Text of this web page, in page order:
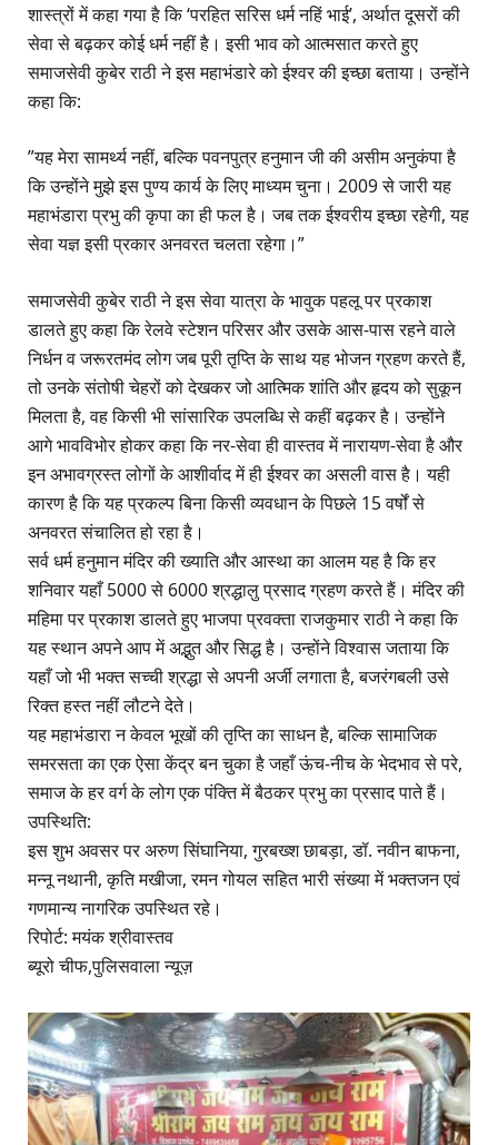
​शास्त्रों में कहा गया है कि ‘परहित सरिस धर्म नहिं भाई’, अर्थात दूसरों की
सेवा से बढ़कर कोई धर्म नहीं है। इसी भाव को आत्मसात करते हुए
समाजसेवी कुबेर राठी ने इस महाभंडारे को ईश्वर की इच्छा बताया। उन्होंने
कहा कि:
​”यह मेरा सामर्थ्य नहीं, बल्कि पवनपुत्र हनुमान जी की असीम अनुकंपा है
कि उन्होंने मुझे इस पुण्य कार्य के लिए माध्यम चुना। 2009 से जारी यह
महाभंडारा प्रभु की कृपा का ही फल है। जब तक ईश्वरीय इच्छा रहेगी, यह
सेवा यज्ञ इसी प्रकार अनवरत चलता रहेगा।”
समाजसेवी कुबेर राठी ने इस सेवा यात्रा के भावुक पहलू पर प्रकाश
डालते हुए कहा कि रेलवे स्टेशन परिसर और उसके आस-पास रहने वाले
निर्धन व जरूरतमंद लोग जब पूरी तृप्ति के साथ यह भोजन ग्रहण करते हैं,
तो उनके संतोषी चेहरों को देखकर जो आत्मिक शांति और हृदय को सुकून
मिलता है, वह किसी भी सांसारिक उपलब्धि से कहीं बढ़कर है। उन्होंने
आगे भावविभोर होकर कहा कि नर-सेवा ही वास्तव में नारायण-सेवा है और
इन अभावग्रस्त लोगों के आशीर्वाद में ही ईश्वर का असली वास है। यही
कारण है कि यह प्रकल्प बिना किसी व्यवधान के पिछले 15 वर्षों से
अनवरत संचालित हो रहा है।
सर्व धर्म हनुमान मंदिर की ख्याति और आस्था का आलम यह है कि हर
शनिवार यहाँ 5000 से 6000 श्रद्धालु प्रसाद ग्रहण करते हैं। मंदिर की
महिमा पर प्रकाश डालते हुए भाजपा प्रवक्ता राजकुमार राठी ने कहा कि
यह स्थान अपने आप में अद्भुत और सिद्ध है। उन्होंने विश्वास जताया कि
यहाँ जो भी भक्त सच्ची श्रद्धा से अपनी अर्जी लगाता है, बजरंगबली उसे
रिक्त हस्त नहीं लौटने देते।
यह महाभंडारा न केवल भूखों की तृप्ति का साधन है, बल्कि सामाजिक
समरसता का एक ऐसा केंद्र बन चुका है जहाँ ऊंच-नीच के भेदभाव से परे,
समाज के हर वर्ग के लोग एक पंक्ति में बैठकर प्रभु का प्रसाद पाते हैं।
उपस्थिति:
इस शुभ अवसर पर अरुण सिंघानिया, गुरबख्श छाबड़ा, डॉ. नवीन बाफना,
मन्नू नथानी, कृति मखीजा, रमन गोयल सहित भारी संख्या में भक्तजन एवं
गणमान्य नागरिक उपस्थित रहे।
रिपोर्ट: मयंक श्रीवास्तव
ब्यूरो चीफ,पुलिसवाला न्यूज़